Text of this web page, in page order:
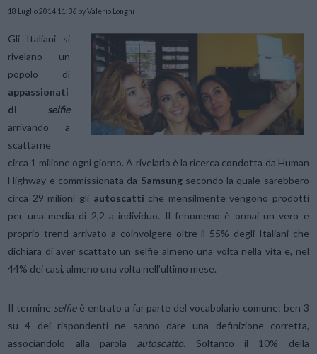
18 Luglio 2014 11:36 by Valerio Longhi
Gli Italiani si
rivelano un
popolo di
appassionati
di selfie
arrivando a
scattarne
circa 1 milione ogni giorno. A rivelarlo è la ricerca condotta da Human
Highway e commissionata da Samsungsecondo la quale sarebbero
circa 29 milioni gli autoscatti che mensilmente vengono prodotti
per una media di 2,2 a individuo. Il fenomeno è ormai un vero e
proprio trend arrivato a coinvolgere oltre il 55% degli Italiani che
dichiara di aver scattato un selfie almeno una volta nella vita e, nel
44% dei casi, almeno una volta nell’ultimo mese.
Il termine selfieè entrato a far parte del vocabolario comune: ben 3
su 4 dei rispondenti ne sanno dare una definizione corretta,
associandolo alla parola autoscatto. Soltanto il 10% della